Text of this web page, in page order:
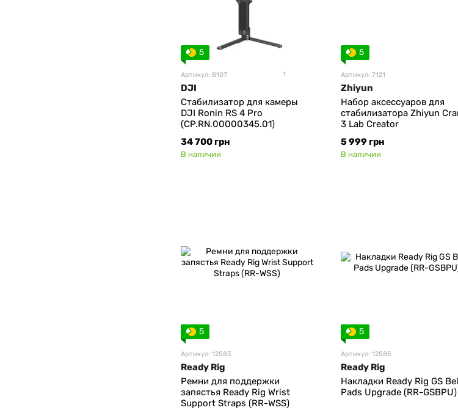
5
Артикул: 8107 1
DJI
Стабилизатор для камеры
DJI Ronin RS 4 Pro
(CP.RN.00000345.01)
34 700 грн
В наличии
5
Артикул: 7121
Zhiyun
Набор аксессуаров для
стабилизатора Zhiyun
3 Lab Creator
5 999 грн
В наличии
5
Артикул: 12583
Ready Rig
Ремни для поддержки
запястья Ready Rig Wrist
Support Straps (RR-WSS)
5
Артикул: 12585
Ready Rig
Накладки Ready Rig GS
Pads Upgrade (RR-GSBPU)